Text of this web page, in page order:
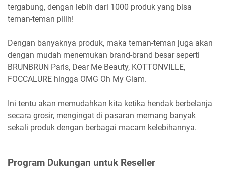
tergabung, dengan lebih dari 1000 produk yang bisa
teman-teman pilih!
Dengan banyaknya produk, maka teman-teman juga akan
dengan mudah menemukan brand-brand besar seperti
BRUNBRUN Paris, Dear Me Beauty, KOTTONVILLE,
FOCCALURE hingga OMG Oh My Glam.
Ini tentu akan memudahkan kita ketika hendak berbelanja
secara grosir, mengingat di pasaran memang banyak
sekali produk dengan berbagai macam kelebihannya.
Program Dukungan untuk Reseller